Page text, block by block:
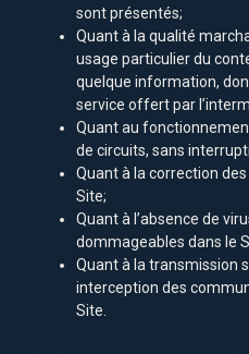
sont présentés;
Quant à la qualité
usage particulier du
quelque information,
service offert par
Quant au
de circuits, sans
Quant à la correction
Site;
Quant à l’absence de
dommageables dans le
Quant à la transmission
interception des
Site.